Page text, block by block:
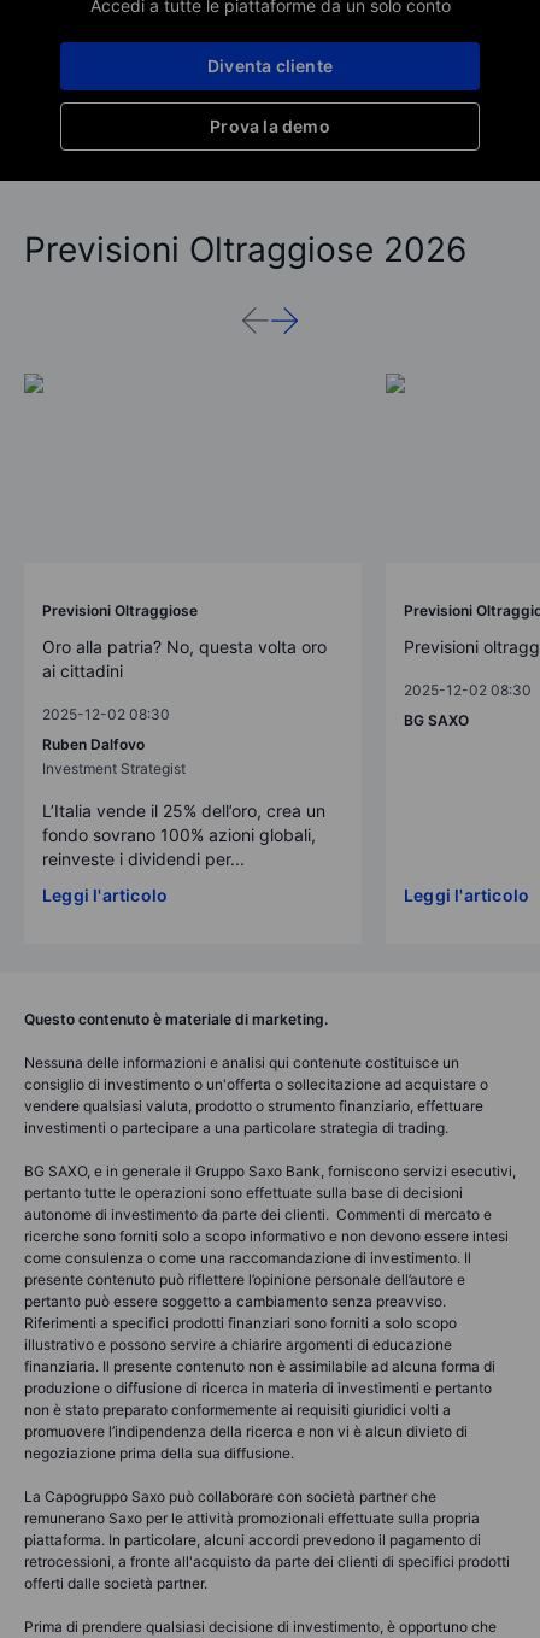
Accedi a tutte le piattaforme da un solo conto
Prova la demo
Diventa cliente
Previsioni Oltraggiose 2026
Previsioni Oltraggiose
Oro alla patria? No, questa volta oro
ai cittadini
2025-12-02 08:30
Ruben Dalfovo
Investment Strategist
L’Italia vende il 25% dell’oro, crea un
fondo sovrano 100% azioni globali,
reinveste i dividendi per...
Leggi l'articolo
Previsioni
Previsioni
2025-12-02 08:30
BG SAXO
Leggi l'articolo
Questo contenuto è materiale di marketing.
Nessuna delle informazioni e analisi qui contenute costituisce un
consiglio di investimento o un'offerta o sollecitazione ad acquistare o
vendere qualsiasi valuta, prodotto o strumento finanziario, effettuare
investimenti o partecipare a una particolare strategia di trading.
BG SAXO, e in generale il Gruppo Saxo Bank, forniscono servizi esecutivi,
pertanto tutte le operazioni sono effettuate sulla base di decisioni
autonome di investimento da parte dei clienti. Commenti di mercato e
ricerche sono forniti solo a scopo informativo e non devono essere intesi
come consulenza o come una raccomandazione di investimento. Il
presente contenuto può riflettere l’opinione personale dell’autore e
pertanto può essere soggetto a cambiamento senza preavviso.
Riferimenti a specifici prodotti finanziari sono forniti a solo scopo
illustrativo e possono servire a chiarire argomenti di educazione
finanziaria. Il presente contenuto non è assimilabile ad alcuna forma di
produzione o diffusione di ricerca in materia di investimenti e pertanto
non è stato preparato conformemente ai requisiti giuridici volti a
promuovere l’indipendenza della ricerca e non vi è alcun divieto di
negoziazione prima della sua diffusione.
La Capogruppo Saxo può collaborare con società partner che
remunerano Saxo per le attività promozionali effettuate sulla propria
piattaforma. In particolare, alcuni accordi prevedono il pagamento di
retrocessioni, a fronte all'acquisto da parte dei clienti di specifici prodotti
offerti dalle società partner.
Prima di prendere qualsiasi decisione di investimento, è opportuno che